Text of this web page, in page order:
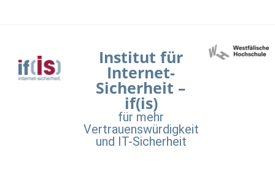
Institut für
Internet-
Sicherheit –
if(is)
für mehr
Vertrauenswürdigkeit
und IT-Sicherheit